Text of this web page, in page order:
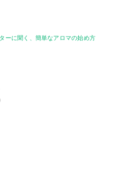
ーに聞く、簡単なアロマの始め方